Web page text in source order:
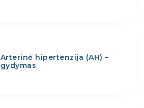
Arterinė hipertenzija (AH) –
gydymas